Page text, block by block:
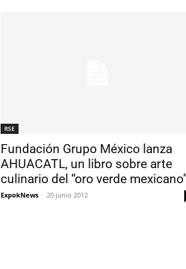
RSE
Fundación Grupo México lanza
AHUACATL, un libro sobre arte
culinario del “oro verde
ExpokNews - 20 junio 2012